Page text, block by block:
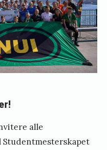
e
d
y
n
g
n
alle